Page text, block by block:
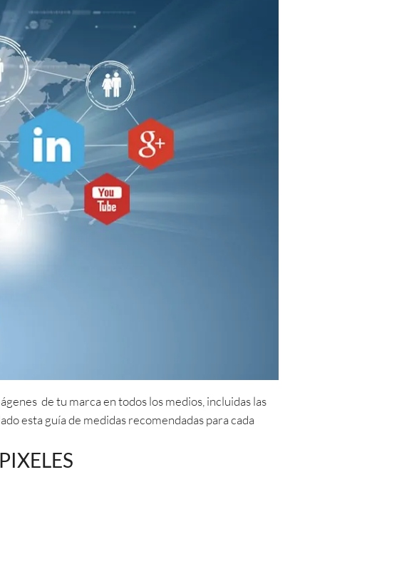
de tu marca en todos los medios, incluidas las
esta guía de medidas recomendadas para cada